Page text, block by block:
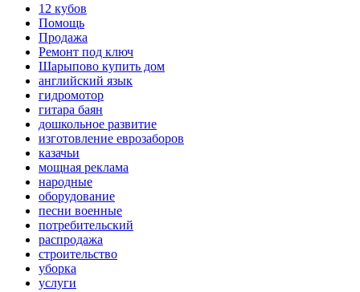
12 кубов
Помощь
Продажа
Ремонт под ключ
Шарыпово купить дом
английский язык
гидромотор
гитара баян
дошкольное развитие
изготовление еврозаборов
казачьи
мощная реклама
народные
оборудование
песни военные
потребительский
распродажа
строительство
уборка
услуги